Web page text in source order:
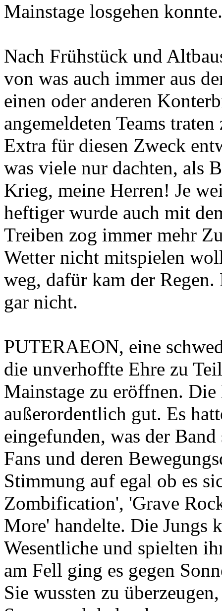
Mainstage losgehen konnte.
Nach Frühstück und
von was auch immer aus
einen oder anderen
angemeldeten Teams
Extra für diesen Zweck
was viele nur dachten, als
Krieg, meine Herren! Je
heftiger wurde auch mit
Treiben zog immer mehr
Wetter nicht mitspielen
weg, dafür kam der
gar nicht.
PUTERAEON, eine
die unverhoffte Ehre zu
Mainstage zu eröffnen.
außerordentlich gut. Es
eingefunden, was der
Fans und deren
Stimmung auf egal ob es
Zombification', 'Grave
More' handelte. Die Jungs
Wesentliche und spielten
am Fell ging es gegen
Sie wussten zu